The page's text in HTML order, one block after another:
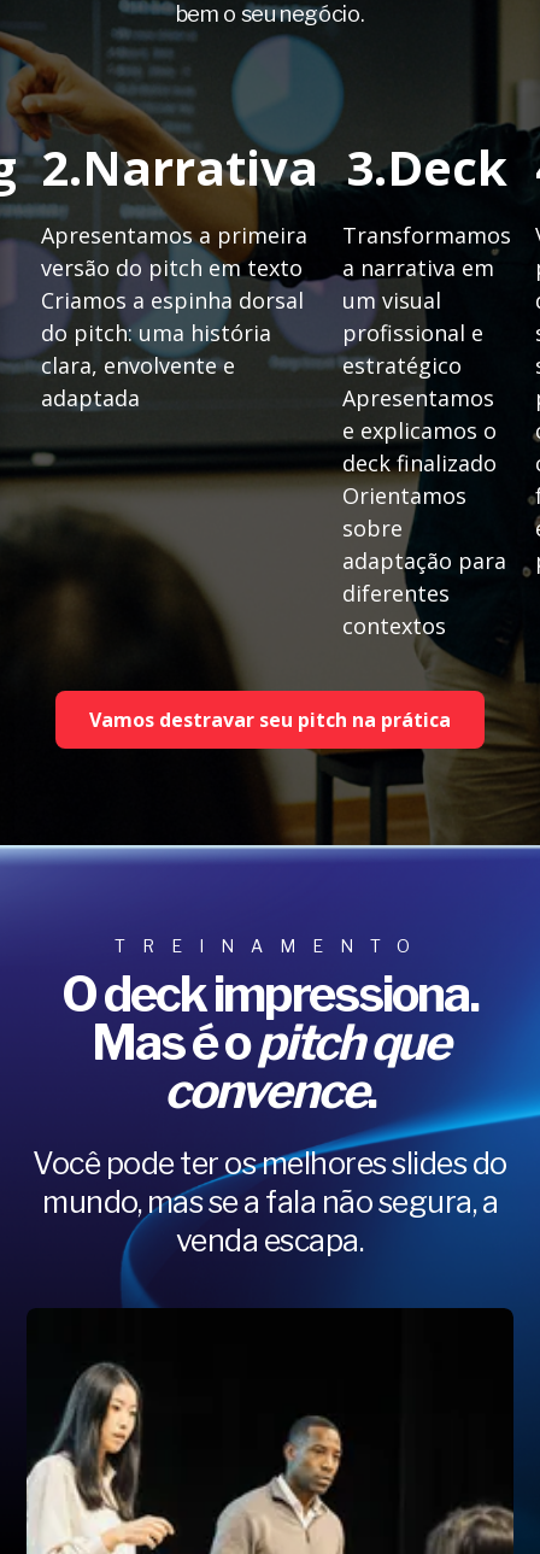
bem o seu negócio.
2.Narrativa
Apresentamos a primeira
versão do pitch em texto
Criamos a espinha dorsal
do pitch: uma história
clara, envolvente e
adaptada
3.Deck
Transformamos
a narrativa em
um visual
profissional e
estratégico
Apresentamos
e explicamos o
deck finalizado
Orientamos
sobre
adaptação para
diferentes
contextos
Vamos destravar seu pitch na prática
TREINAMENTO
O deck impressiona.
Mas é opitch que
convence.
Você pode ter os melhores slides do
mundo, mas se a fala não segura, a
venda escapa.